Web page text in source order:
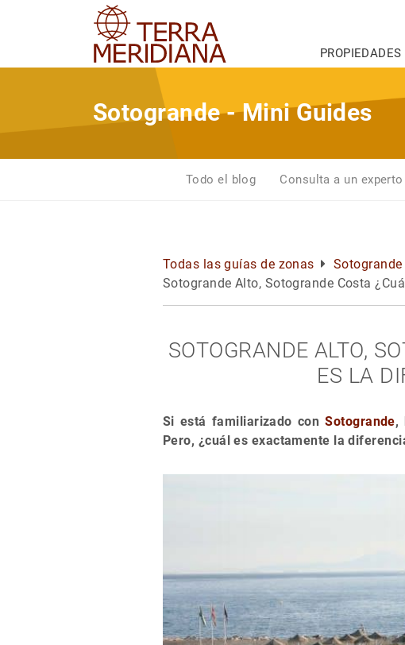
PROPIEDADES
Sotogrande - Mini Guides
Todo el blog Consulta a un experto
Todas las guías de zonas
Sotogrande
Sotogrande Alto, Sotogrande Costa
SOTOGRANDE ALTO,
ES LA
Si está familiarizado conSotogrande,
Pero, ¿cuál es exactamente la